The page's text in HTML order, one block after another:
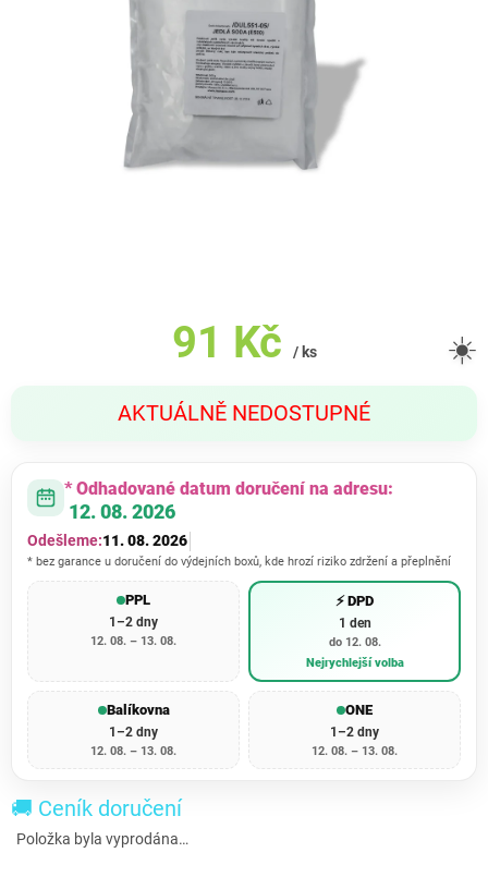
91 Kč / ks
cena:
AKTUÁLNĚ NEDOSTUPNÉ
☀️
* Odhadované datum doručení na adresu:
12. 08. 2026
Odešleme:11. 08. 2026
* bez garance u doručení do výdejních boxů, kde hrozí riziko zdržení a přeplnění
PPL
1–2 dny
12. 08. – 13. 08.
⚡ DPD
1 den
do 12. 08.
Nejrychlejší volba
Balíkovna
1–2 dny
12. 08. – 13. 08.
ONE
1–2 dny
12. 08. – 13. 08.
🚚 Ceník doručení
Položka byla vyprodána…